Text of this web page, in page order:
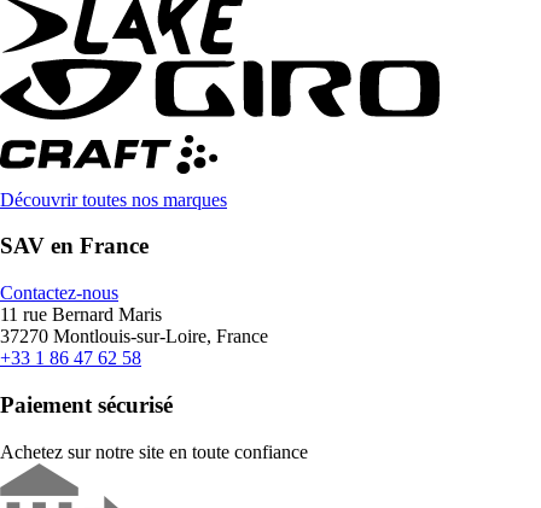
Découvrir toutes nos marques
SAV en France
Contactez-nous
11 rue Bernard Maris
37270 Montlouis-sur-Loire, France
+33 1 86 47 62 58
Paiement sécurisé
Achetez sur notre site en toute confiance